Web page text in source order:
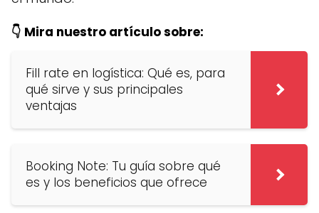
👇 Mira nuestro artículo sobre:
Fill rate en logística: Qué es, para
qué sirve y sus principales
ventajas
Booking Note: Tu guía sobre qué
es y los beneficios que ofrece